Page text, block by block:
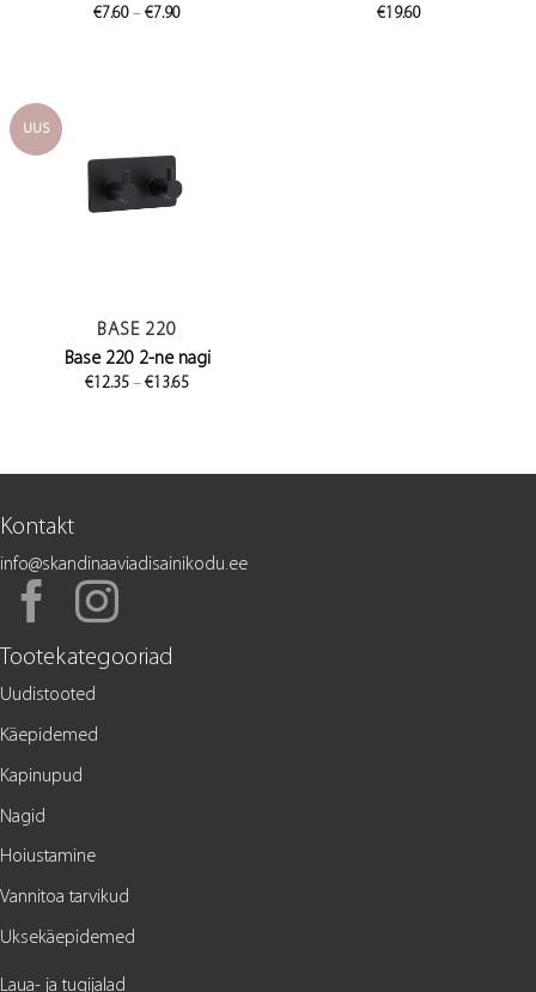
€7.60 – €7.90Price
€19.60
UUS
BASE 220
Base 220 2-ne nagi
€ 12.35 – € 13.65Price
Kontakt
info@skandinaaviadisainikodu.ee
Tootekategooriad
Uudistooted
Käepidemed
Kapinupud
Nagid
Hoiustamine
Vannitoa tarvikud
Uksekäepidemed
Laua- ja tugijalad